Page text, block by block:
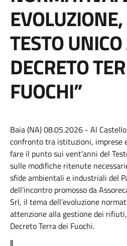
TESTO
DECRETO
FUOCHI”
Baia (NA) 08.05.2026 - Al
confronto tra istituzioni, imprese
fare il punto sui vent’anni del
sulle modifiche ritenute
sfide ambientali e industriali del
dell’incontro promosso da
Srl, il tema dell’evoluzione
attenzione alla gestione dei
Decreto Terra dei Fuochi.